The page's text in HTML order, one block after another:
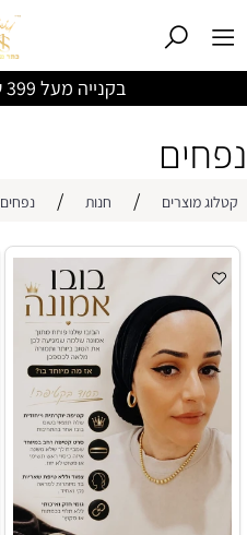
בקנייה מעל 399 ש"ח משלוח חינם
נפחים
קטלוג מוצרים / חנות / נפחים